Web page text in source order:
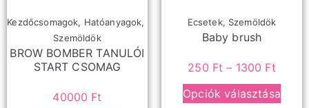
Kezdőcsomagok, Hatóanyagok,
Szemöldök
BROW BOMBER TANULÓI
START CSOMAG
40000 Ft
Ecsetek, Szemöldök
Baby brush
250 Ft – 1300 Ft
Opciók választása